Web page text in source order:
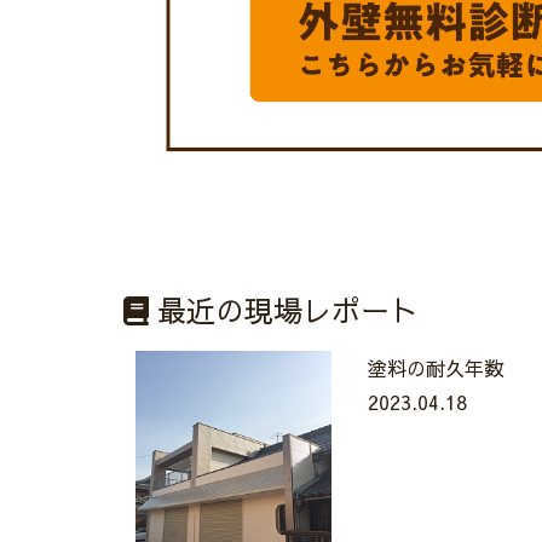
最近の現場レポート
塗料の耐久年数
2023.04.18